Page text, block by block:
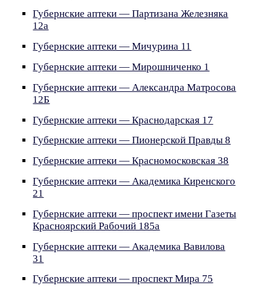
Губернские аптеки — Партизана Железняка
12а
Губернские аптеки — Мичурина 11
Губернские аптеки — Мирошниченко 1
Губернские аптеки — Александра Матросова
12Б
Губернские аптеки — Краснодарская 17
Губернские аптеки — Пионерской Правды 8
Губернские аптеки — Красномосковская 38
Губернские аптеки — Академика Киренского
21
Губернские аптеки — проспект имени Газеты
Красноярский Рабочий 185а
Губернские аптеки — Академика Вавилова
31
Губернские аптеки — проспект Мира 75